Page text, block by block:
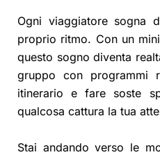
Ogni viaggiatore sogna
proprio ritmo. Con un
questo sogno diventa
gruppo con programmi
itinerario e fare soste
qualcosa cattura la tua
Stai andando verso le